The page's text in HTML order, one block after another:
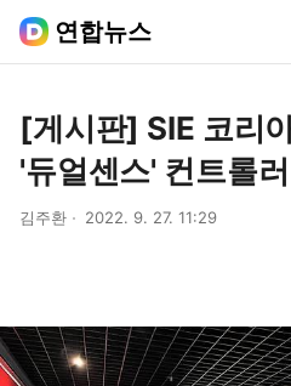
연합뉴스
[게시판] SIE 코리
'듀얼센스' 컨트롤
김주환 2022. 9. 27. 11:29